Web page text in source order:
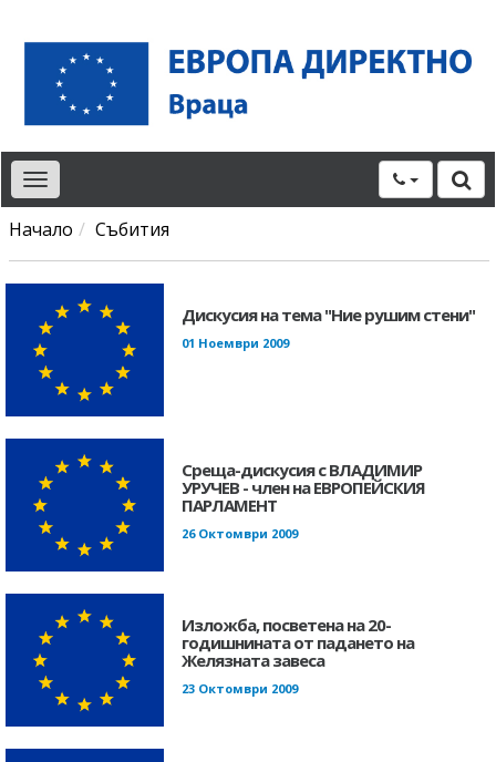
Toggle
navigation
Начало Събития
Дискусия на тема "Ние рушим стени"
01 Ноември 2009
Среща-дискусия с ВЛАДИМИР
УРУЧЕВ - член на ЕВРОПЕЙСКИЯ
ПАРЛАМЕНТ
26 Октомври 2009
Изложба, посветена на 20-
годишнината от падането на
Желязната завеса
23 Октомври 2009